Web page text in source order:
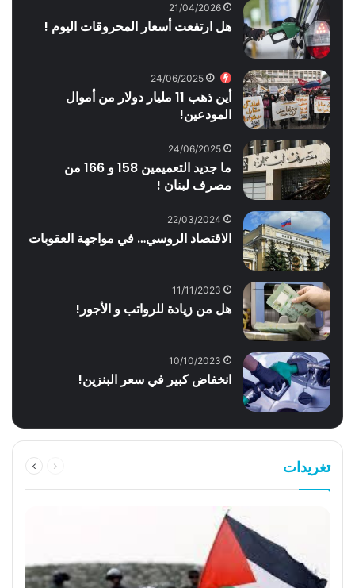
21/04/2026
هل ارتفعت أسعار المحروقات اليوم !
24/06/2025
أين ذهب 11 مليار دولار من أموال
المودعين!
24/06/2025
ما جديد التعميمين 158 و 166 من
مصرف لبنان !
22/03/2024
الاقتصاد الروسي… في مواجهة العقوبات
11/11/2023
هل من زيادة للرواتب و الأجور!
10/10/2023
انخفاض كبير في سعر البنزين!
تغريدات
الصفحة